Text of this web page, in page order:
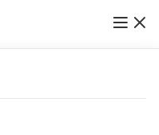
ま矯正歯科